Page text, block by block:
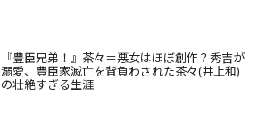
『豊臣兄弟！』茶々＝悪女はほぼ創作？秀吉が
溺愛、豊臣家滅亡を背負わされた茶々(井上和)
の壮絶すぎる生涯